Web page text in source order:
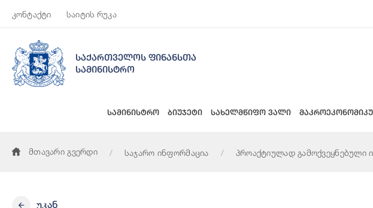
კონტაქტი საიტის რუკა
საქართველოს ფინანსთა
სამინისტრო
სამინისტრო ბიუჯეტი სახელმწიფო ვალი
მთავარი გვერდი საჯარო ინფორმაცია
პროაქტიულად გამოქვეყნებული
უკან